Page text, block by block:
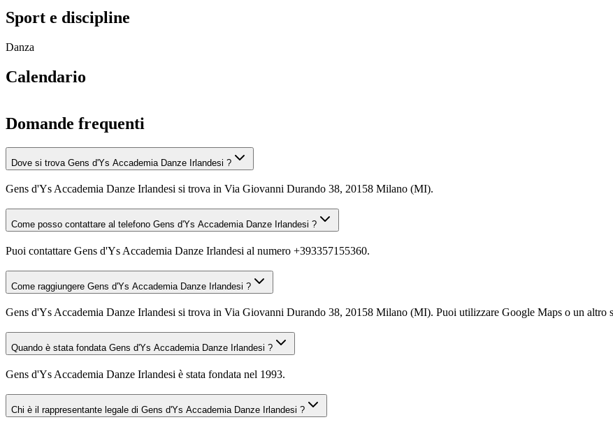
Sport e discipline
Danza
Calendario
Domande frequenti
Dove si trova Gens d'Ys Accademia Danze Irlandesi ?
Gens d'Ys Accademia Danze Irlandesi si trova in Via Giovanni Durando 38, 20158 Milano (MI).
Come posso contattare al telefono Gens d'Ys Accademia Danze Irlandesi ?
Puoi contattare Gens d'Ys Accademia Danze Irlandesi al numero +393357155360.
Come raggiungere Gens d'Ys Accademia Danze Irlandesi ?
Gens d'Ys Accademia Danze Irlandesi si trova in Via Giovanni Durando 38, 20158 Milano (MI). Puoi utilizzare Google Maps o un altro
Quando è stata fondata Gens d'Ys Accademia Danze Irlandesi ?
Gens d'Ys Accademia Danze Irlandesi è stata fondata nel 1993.
Chi è il rappresentante legale di Gens d'Ys Accademia Danze Irlandesi ?